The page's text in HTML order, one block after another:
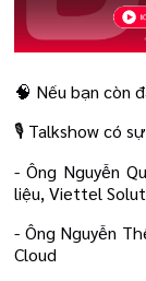
🧠 Nếu bạn còn
🎙 Talkshow có
- Ông Nguyễn
liệu, Viettel
- Ông Nguyễn
Cloud